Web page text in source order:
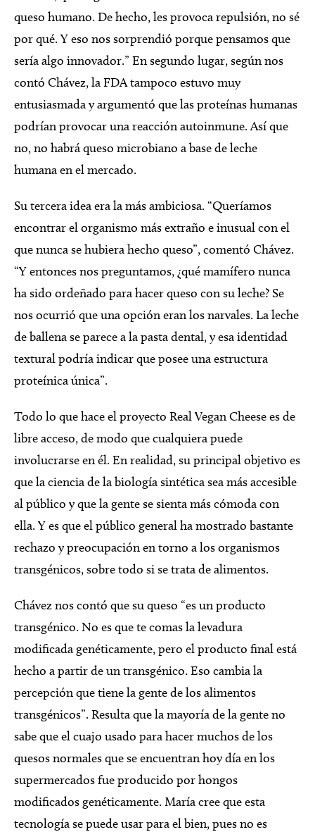
queso humano. De hecho, les provoca repulsión, no sé
por qué. Y eso nos sorprendió porque pensamos que
sería algo innovador.” En segundo lugar, según nos
contó Chávez, la FDA tampoco estuvo muy
entusiasmada y argumentó que las proteínas humanas
podrían provocar una reacción autoinmune. Así que
no, no habrá queso microbiano a base de leche
humana en el mercado.
Su tercera idea era la más ambiciosa. “Queríamos
encontrar el organismo más extraño e inusual con el
que nunca se hubiera hecho queso”, comentó Chávez.
“Y entonces nos preguntamos, ¿qué mamífero nunca
ha sido ordeñado para hacer queso con su leche? Se
nos ocurrió que una opción eran los narvales. La leche
de ballena se parece a la pasta dental, y esa identidad
textural podría indicar que posee una estructura
proteínica única”.
Todo lo que hace el proyecto Real Vegan Cheese es de
libre acceso, de modo que cualquiera puede
involucrarse en él. En realidad, su principal objetivo es
que la ciencia de la biología sintética sea más accesible
al público y que la gente se sienta más cómoda con
ella. Y es que el público general ha mostrado bastante
rechazo y preocupación en torno a los organismos
transgénicos, sobre todo si se trata de alimentos.
Chávez nos contó que su queso “es un producto
transgénico. No es que te comas la levadura
modificada genéticamente, pero el producto final está
hecho a partir de un transgénico. Eso cambia la
percepción que tiene la gente de los alimentos
transgénicos”. Resulta que la mayoría de la gente no
sabe que el cuajo usado para hacer muchos de los
quesos normales que se encuentran hoy día en los
supermercados fue producido por hongos
modificados genéticamente. María cree que esta
tecnología se puede usar para el bien, pues no es